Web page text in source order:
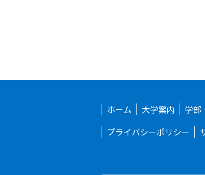
ホーム 大学案内 学部
プライバシーポリシー